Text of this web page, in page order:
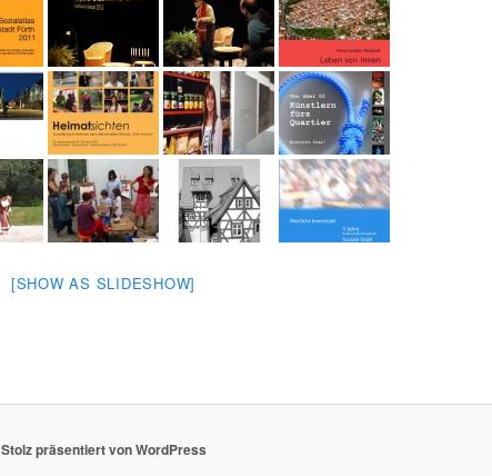
[SHOW AS SLIDESHOW]
Stolz präsentiert von WordPress